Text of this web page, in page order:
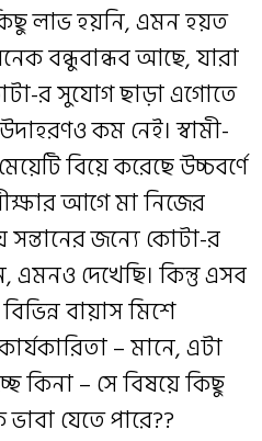
লাভ হয়নি, এমন হয়ত
বন্ধুবান্ধব আছে, যারা
র সুযোগ ছাড়া এগোতে
কম নেই। স্বামী-
বিয়ে করেছে উচ্চবর্ণে
আগে মা নিজের
জন্যে কোটা-র
এমনও দেখেছি। কিন্তু এসব
বায়াস মিশে
– মানে, এটা
কিনা – সে বিষয়ে কিছু
ভাবা যেতে পারে??